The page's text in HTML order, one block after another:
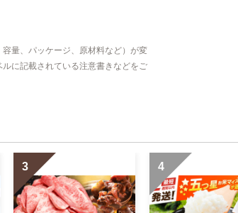
量、パッケージ、原材料など）が変
に記載されている注意書きなどをご
3 4